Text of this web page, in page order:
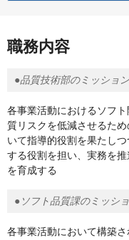
職務内容
●品質技術部のミッション
各事業活動におけるソフ
質リスクを低減させるた
いて指導的役割を果たし
する役割を担い、実務を
を育成する
●ソフト品質課のミッシ
各事業活動において構築